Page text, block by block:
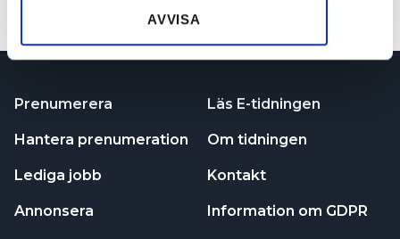
AVVISA
Prenumerera
Hantera prenumeration
Lediga jobb
Annonsera
Läs E-tidningen
Om tidningen
Kontakt
Information om GDPR